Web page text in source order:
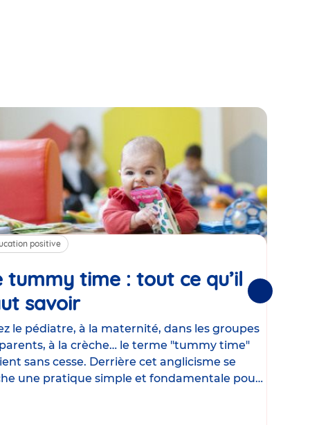
positive
tummy time : tout ce qu’il
savoirArticle
le pédiatre, à la maternité, dans les groupes
à la crèche… le terme "tummy time"
sans cesse. Derrière cet anglicisme se
une pratique simple et fondamentale pour
Suivantes